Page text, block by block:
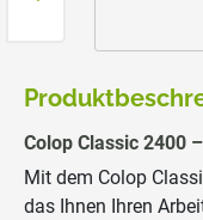
Colop Classic 2400
Mit dem Colop
das Ihnen Ihren